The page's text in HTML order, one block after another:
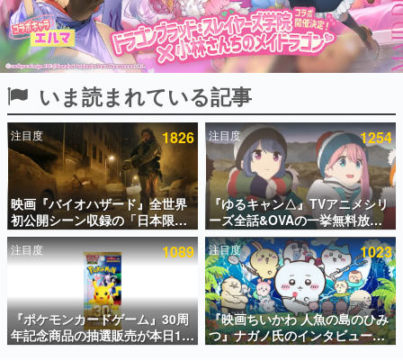
ピックアップ
電ファミのいま読まれている記事ランキング
アプリセール情報
インタビュー
連載・特集一覧
殿堂入り記事
SNS拡散数が数千以上！ ページビュー数万以上！ などな
ど。多くの人々に読まれた、電ファミ渾身の“殿堂入り”記
事をまとめました。
いま読まれている記事
注目度 1826
映画『バイオハザード』全世界
初公開シーン収録の「日本限
定」予告映像が解禁。バイオの
日（8月10日）にあわせて、
「ラクーンシティ総合病院」へ
行く配達人の姿が披露
注目度 1254
『ゆるキャン△』TVアニメシリ
ーズ全話&OVAの一挙無料放送
がABEMAで開催決定。8月11日
「山の日」の午前0時から実施
注目度 1089
『ポケモンカードゲーム』30周
年記念商品の抽選販売が本日12
時より開始。拡張パック「30th
注目度 1023
『映画ちいかわ 人魚の島のひみ
つ』ナガノ氏のインタビューが
解禁。もしまた映画をやれるな